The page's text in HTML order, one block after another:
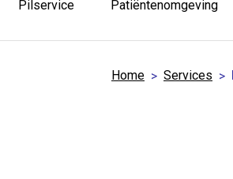
Pilservice Patiëntenomgeving
Home Services